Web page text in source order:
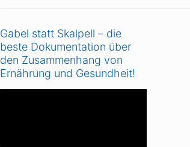
Gabel statt Skalpell – die
beste Dokumentation über
den Zusammenhang von
Ernährung und Gesundheit!